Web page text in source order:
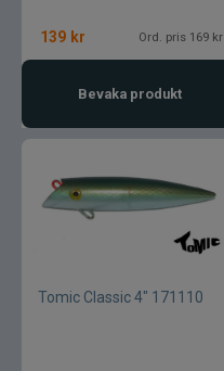
139 kr Ord. pris 169 kr
Bevaka produkt
Tomic Classic 4" 171110